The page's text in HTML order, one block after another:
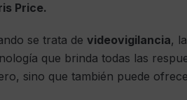
Price.
se trata de videovigilancia, la
que brinda todas las
sino que también puede